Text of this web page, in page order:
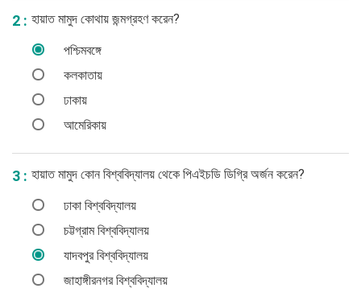
2 : হায়াত মামুদ কোথায় জন্মগ্রহণ করেন?
পশ্চিমবঙ্গে
কলকাতায়
ঢাকায়
আমেরিকায়
3 : হায়াত মামুদ কোন বিশ্ববিদ্যালয় থেকে পিএইচডি ডিগ্রি অর্জন করেন?
ঢাকা বিশ্ববিদ্যালয়
চট্টগ্রাম বিশ্ববিদ্যালয়
যাদবপুর বিশ্ববিদ্যালয়
জাহাঙ্গীরনগর বিশ্ববিদ্যালয়